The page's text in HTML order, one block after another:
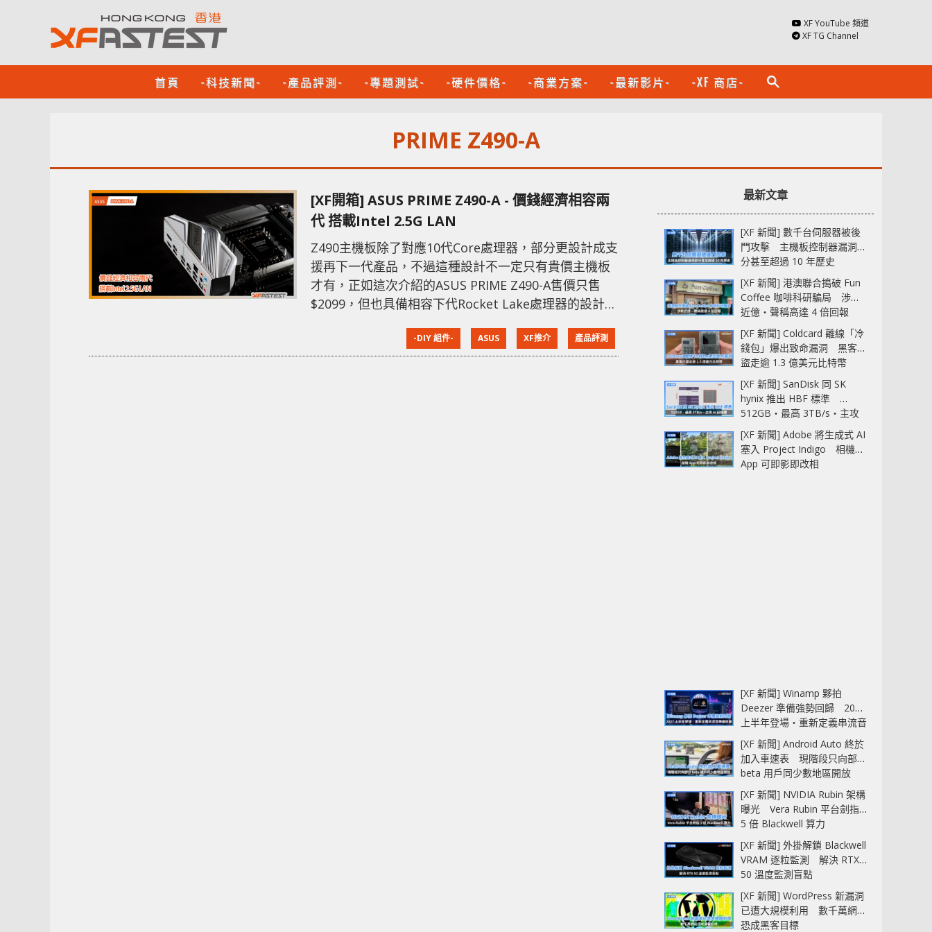
XF YouTube 頻道
XF TG Channel
首頁 -科技新聞- -產品評測- -專題測試- -硬件價格- -商業方案- -最新影片- -XF 商店- search
PRIME Z490-A
[XF開箱] ASUS PRIME Z490-A - 價錢經濟相容兩
代 搭載Intel 2.5G LAN
Z490主機板除了對應10代Core處理器，部分更設計成支
援再下一代產品，不過這種設計不一定只有貴價主機板
才有，正如這次介紹的ASUS PRIME Z490-A售價只售
$2099，但也具備相容下代Rocket Lake處理器的設計，
理器設計 PRIME Z490-A採用12+2組Power Stages供電
-DIY 組件- ASUS XF推介 產品評測
最新文章
[XF 新聞] 數千台伺服器被後
門攻擊 主機板控制器漏洞部
分甚至超過 10 年歷史
[XF 新聞] 港澳聯合搗破 Fun
Coffee 咖啡科研騙局 涉款
近億‧聲稱高達 4 倍回報
[XF 新聞] Coldcard 離線「冷
錢包」爆出致命漏洞 黑客已
盜走逾 1.3 億美元比特幣
[XF 新聞] SanDisk 同 SK
hynix 推出 HBF 標準
512GB‧最高 3TB/s‧主攻
AI 記憶體
[XF 新聞] Adobe 將生成式 AI
塞入 Project Indigo 相機
App 可即影即改相
[XF 新聞] Winamp 夥拍
Deezer 準備強勢回歸 2027
上半年登場‧重新定義串流音
樂播放器
[XF 新聞] Android Auto 終於
加入車速表 現階段只向部分
beta 用戶同少數地區開放
[XF 新聞] NVIDIA Rubin 架構
曝光 Vera Rubin 平台劍指
5 倍 Blackwell 算力
[XF 新聞] 外掛解鎖 Blackwell
VRAM 逐粒監測 解決 RTX
50 溫度監測盲點
[XF 新聞] WordPress 新漏洞
已遭大規模利用 數千萬網站
恐成黑客目標